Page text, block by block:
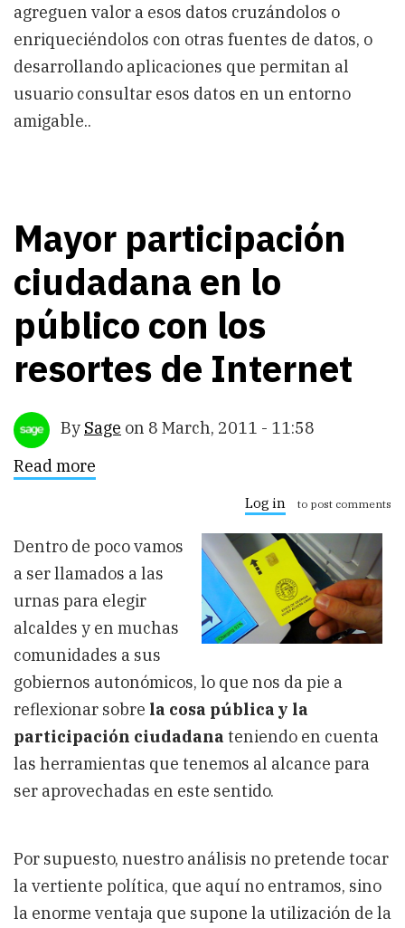
agreguen valor a esos datos cruzándolos o
enriqueciéndolos con otras fuentes de datos, o
desarrollando aplicaciones que permitan al
usuario consultar esos datos en un entorno
amigable..
Mayor participación
ciudadana en lo
público con los
resortes de Internet
By Sage on 8 March, 2011 - 11:58
Read more
lo
público
con
los
resortes
de
Internet
Log in to post comments
Dentro de poco vamos
a ser llamados a las
urnas para elegir
alcaldes y en muchas
comunidades a sus
gobiernos autonómicos, lo que nos da pie a
reflexionar sobre la cosa pública y la
participación ciudadana teniendo en cuenta
las herramientas que tenemos al alcance para
ser aprovechadas en este sentido.
Por supuesto, nuestro análisis no pretende tocar
la vertiente política, que aquí no entramos, sino
la enorme ventaja que supone la utilización de la